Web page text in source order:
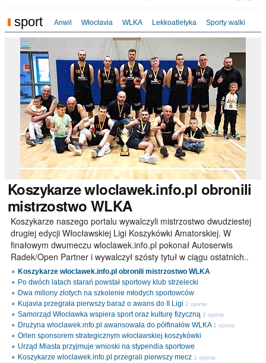
sport Anwil Włocłavia WLKA Lekkoatletyka Sporty walki
Koszykarzewloclawek.info.pl obronili
mistrzostwo WLKA
Koszykarze naszego portalu wywalczyli mistrzostwo dwudziestej
drugiej edycji Włocławskiej Ligi Koszykówki Amatorskiej. W
finałowym dwumeczu wloclawek.info.pl pokonał Autoserwis
Radek/Open Partner i wywalczył szósty tytuł w ciągu ostatnich..
Koszykarze wloclawek.info.pl obronili mistrzostwo WLKA
Po dwóch latach starań powstał sportowy klub strzelecki
Dwa miliony złotych na szkolenie młodych sportowców
Kujavia przegrała pierwszy baraż o awans do II Ligi 2 opinie
Samorząd Włocławka wspiera sport oraz kulturę fizyczną 2 opinie
Drużyna wloclawek.info.pl awansowała do półfinałów WLKA 2 opinie
Orlen sponsorem strategicznym włocławskiej koszykówki
Urząd Miasta przyjmuje wnioski na stypendia sportowe
Koszykarze wloclawek.info.pl przegrali pierwszy mecz 1 opinia